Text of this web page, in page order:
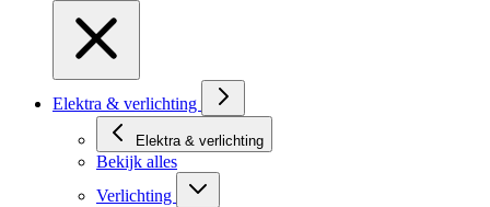
Elektra & verlichting
Elektra & verlichting
Bekijk alles
Verlichting